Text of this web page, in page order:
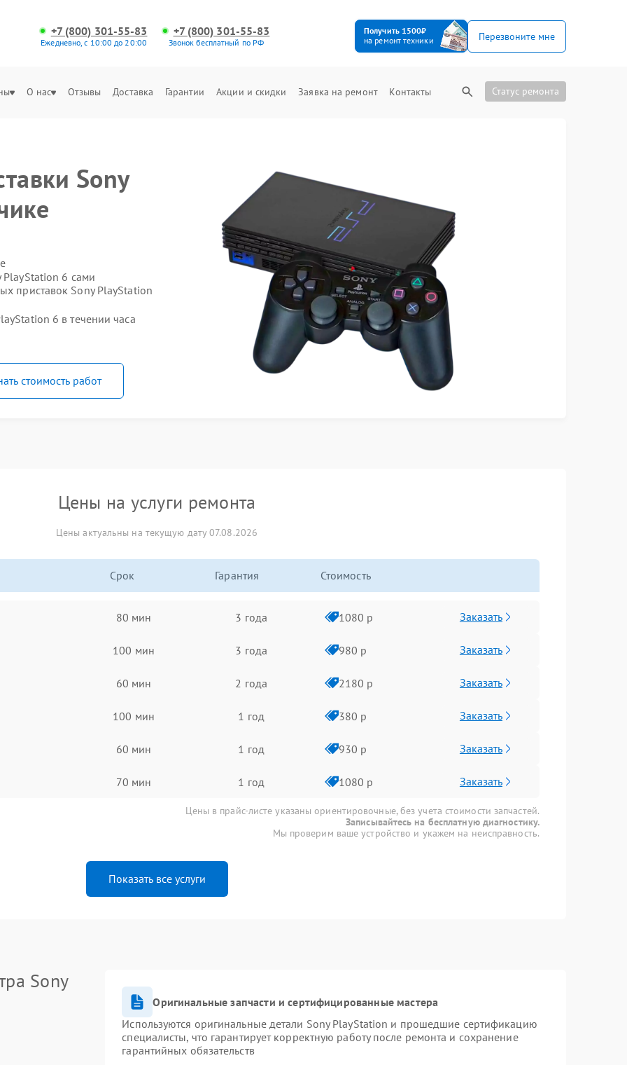
+7 (800) 301-55-83
Ежедневно, с 10:00 до 20:00
+7 (800) 301-55-83
Звонок бесплатный по РФ
Получить 1500₽
на ремонт техники
Перезвоните мне
О нас Отзывы Доставка Гарантии Акции и скидки Заявка на ремонт Контакты Статус ремонта
Sony
PlayStation 6 сами
приставок Sony PlayStation
6 в течении часа
стоимость работ
Цены на услуги ремонта
Цены актуальны на текущую дату 07.08.2026
Срок Гарантия Стоимость
80 мин 3 года 1080 р Заказать
100 мин 3 года 980 р Заказать
60 мин 2 года 2180 р Заказать
100 мин 1 год 380 р Заказать
60 мин 1 год 930 р Заказать
70 мин 1 год 1080 р Заказать
Цены в прайс-листе указаны ориентировочные, без учета стоимости запчастей.
Записывайтесь на бесплатную диагностику.
Мы проверим ваше устройство и укажем на неисправность.
Показать все услуги
Sony
Оригинальные запчасти и сертифицированные мастера
Используются оригинальные детали Sony PlayStation и прошедшие сертификацию
специалисты, что гарантирует корректную работу после ремонта и сохранение
гарантийных обязательств